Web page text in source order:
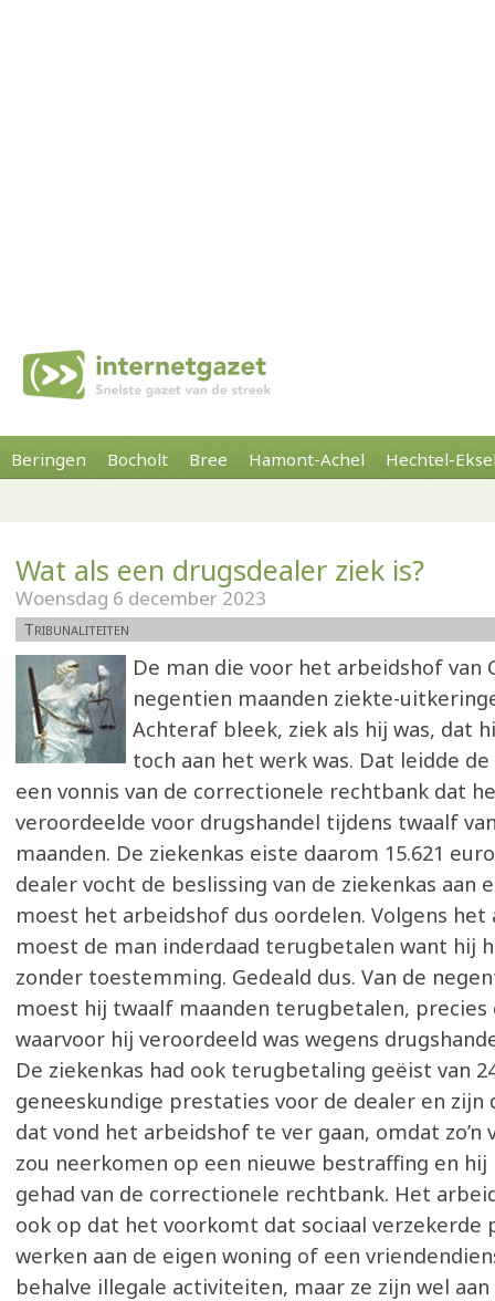
Beringen Bocholt Bree Hamont-Achel Hechtel-
Wat als een drugsdealer ziek is?
Woensdag 6 december 2023
Tribunaliteiten
De man die voor het arbeidshof van
negentien maanden ziekte-
Achteraf bleek, ziek als hij was, dat
toch aan het werk was. Dat leidde
een vonnis van de correctionele rechtbank dat
veroordeelde voor drugshandel tijdens twaalf
maanden. De ziekenkas eiste daarom 15.621
dealer vocht de beslissing van de ziekenkas aan
moest het arbeidshof dus oordelen. Volgens
moest de man inderdaad terugbetalen want hij
zonder toestemming. Gedeald dus. Van de
moest hij twaalf maanden terugbetalen, precies
waarvoor hij veroordeeld was wegens
De ziekenkas had ook terugbetaling geëist van
geneeskundige prestaties voor de dealer en zijn
dat vond het arbeidshof te ver gaan, omdat zo’n
zou neerkomen op een nieuwe bestraffing en
gehad van de correctionele rechtbank. Het
ook op dat het voorkomt dat sociaal verzekerde
werken aan de eigen woning of een
behalve illegale activiteiten, maar ze zijn wel